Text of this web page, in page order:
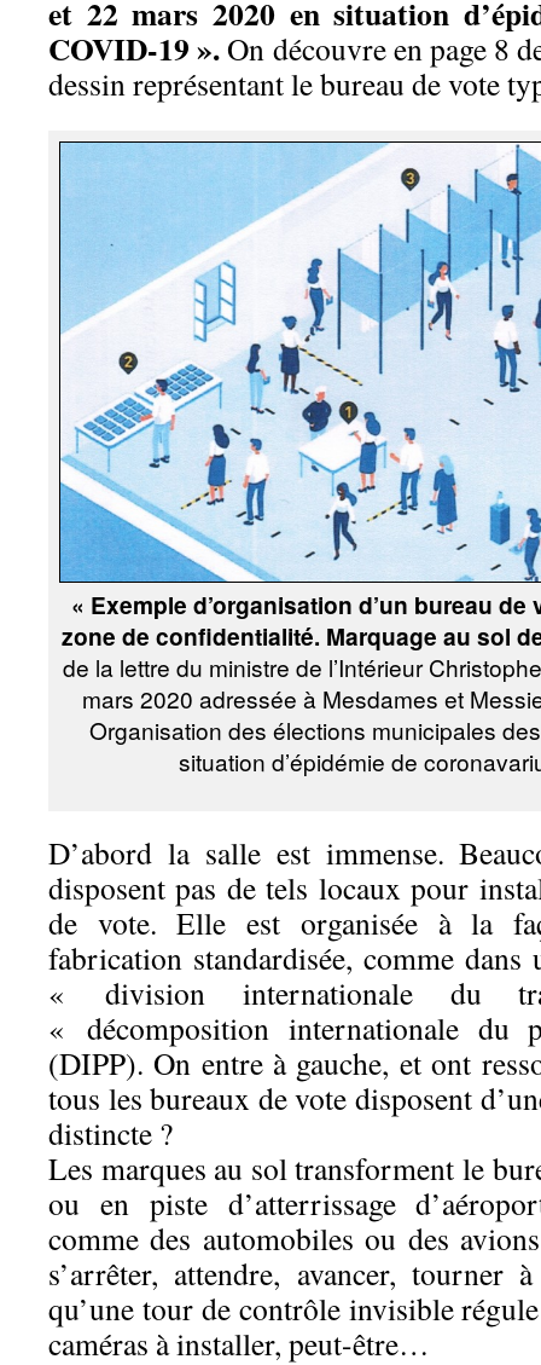
et 22 mars 2020 en situation
COVID-19 ».On découvre en page 8
dessin représentant le bureau de vote
« Exemple d’organisation d’un bureau
zone de confidentialité. Marquage au sol
de la lettre du ministre de l’Intérieur
mars 2020 adressée à Mesdames et
Organisation des élections municipales
situation d’épidémie de
D’abord la salle est immense.
disposent pas de tels locaux pour
de vote. Elle est organisée à la
fabrication standardisée, comme
« division internationale du
« décomposition internationale du
(DIPP). On entre à gauche, et ont
tous les bureaux de vote disposent
distincte ?
Les marques au sol transforment le
ou en piste d’atterrissage
comme des automobiles ou des
s’arrêter, attendre, avancer,
qu’une tour de contrôle invisible
caméras à installer, peut-être…